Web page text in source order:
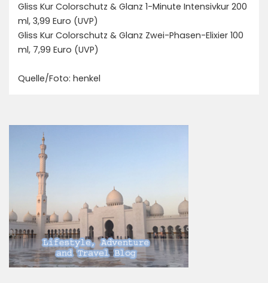
Gliss Kur Colorschutz & Glanz 1-Minute Intensivkur 200
ml, 3,99 Euro (UVP)
Gliss Kur Colorschutz & Glanz Zwei-Phasen-Elixier 100
ml, 7,99 Euro (UVP)
Quelle/Foto: henkel